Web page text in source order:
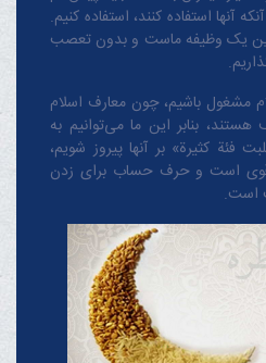
آنها استفاده کنند، استفاده کنیم.
نوین یک وظیفه ماست و بدون تعصب
مشغول باشیم، چون معارف اسلام
بنابر این ما می‌توانیم به
فئة کثیرة» بر آنها پیروز شویم،
است و حرف حساب برای زدن
است.